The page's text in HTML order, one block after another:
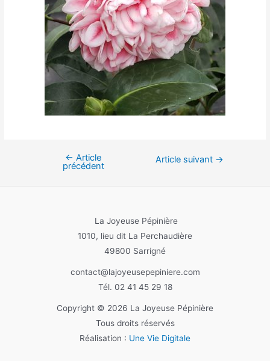
← Article
précédent
Article suivant →
La Joyeuse Pépinière
1010, lieu dit La Perchaudière
49800 Sarrigné
contact@lajoyeusepepiniere.com
Tél. 02 41 45 29 18
Copyright © 2026 La Joyeuse Pépinière
Tous droits réservés
Réalisation : Une Vie Digitale